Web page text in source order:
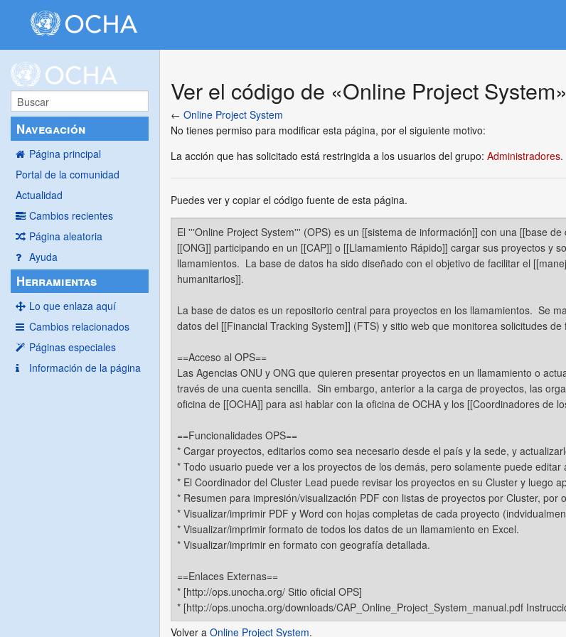
Navegación
Página principal
Portal de la comunidad
Actualidad
Cambios recientes
Página aleatoria
Ayuda
Herramientas
Lo que enlaza aquí
Cambios relacionados
Páginas especiales
Información de la página
Ver el código de «Online Project System»
←Online Project System
No tienes permiso para modificar esta página, por el siguiente motivo:
La acción que has solicitado está restringida a los usuarios del grupo:Administradores.
Puedes ver y copiar el código fuente de esta página.
Volver aOnline Project System.